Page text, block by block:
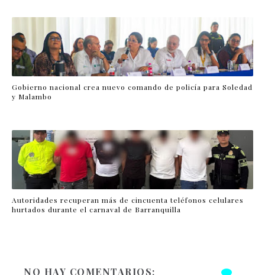
Gobierno nacional crea nuevo comando de policía para Soledad
y Malambo
Autoridades recuperan más de cincuenta teléfonos celulares
hurtados durante el carnaval de Barranquilla
NO HAY COMENTARIOS: